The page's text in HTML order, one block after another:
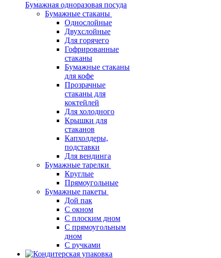
Бумажная одноразовая посуда
Бумажные стаканы
Однослойные
Двухслойные
Для горячего
Гофрированные
стаканы
Бумажные стаканы
для кофе
Прозрачные
стаканы для
коктейлей
Для холодного
Крышки для
стаканов
Капхолдеры,
подставки
Для вендинга
Бумажные тарелки
Круглые
Прямоугольные
Бумажные пакеты
Дой пак
С окном
С плоским дном
С прямоугольным
дном
С ручками